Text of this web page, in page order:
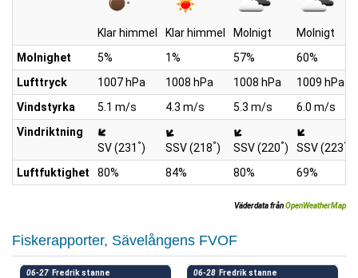
Klar himmel Klar himmel Molnigt
Molnigt
Molnighet
5% 1% 57%
60%
Lufttryck
1007 hPa 1008 hPa 1008 hPa
1009 hPa
Vindstyrka
5.1 m/s 4.3 m/s 5.3 m/s
6.0 m/s
Vindriktning
SV (231 °) SSV (218°) SSV (220°) SSV (223°
Luftfuktighet
80% 84% 80% 69%
Väderdata frånOpenWeatherMap
Fiskerapporter, Sävelångens FVOF
06-27 Fredrik stanne 06-28 Fredrik stanne